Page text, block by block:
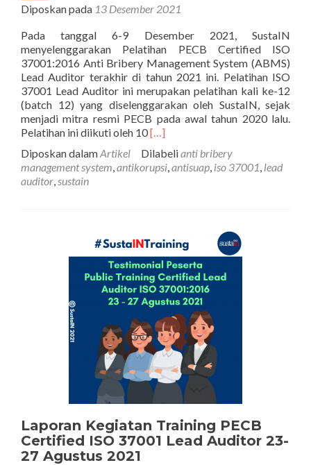
Diposkan pada 13 Desember 2021
Pada tanggal 6-9 Desember 2021, SustaIN
menyelenggarakan Pelatihan PECB Certified ISO
37001:2016 Anti Bribery Management System (ABMS)
Lead Auditor terakhir di tahun 2021 ini. Pelatihan ISO
37001 Lead Auditor ini merupakan pelatihan kali ke-12
(batch 12) yang diselenggarakan oleh SustaIN, sejak
menjadi mitra resmi PECB pada awal tahun 2020 lalu.
Pelatihan ini diikuti oleh 10Selengkapnya
Kegiatan:
Pelatihan
ISO
37001
6-
9
Desember
2021
[…]
Diposkan dalamArtikel Dilabelianti bribery
management system,antikorupsi,antisuap, iso 37001, lead
auditor,sustain
Laporan Kegiatan Training PECB
Certified ISO 37001 Lead Auditor 23-
27 Agustus 2021